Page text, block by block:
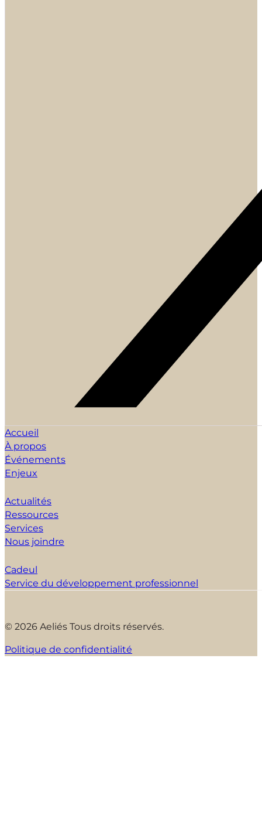
Accueil
À propos
Événements
Enjeux
Actualités
Ressources
Services
Nous joindre
Cadeul
Service du développement professionnel
© 2026 Aeliés Tous droits réservés.
Politique de confidentialité